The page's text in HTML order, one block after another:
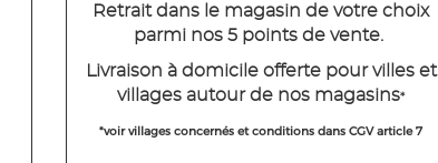
Retrait dans le magasin de votre choix
parmi nos 5 points de vente.
Livraison à domicile offerte pour villes et
villages autour de nos magasins*
*voir villages concernés et conditions dans CGV article 7